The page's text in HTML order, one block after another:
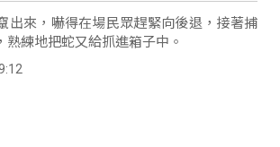
出來，嚇得在場民眾趕緊向後退，接著捕
練地把蛇又給抓進箱子中。